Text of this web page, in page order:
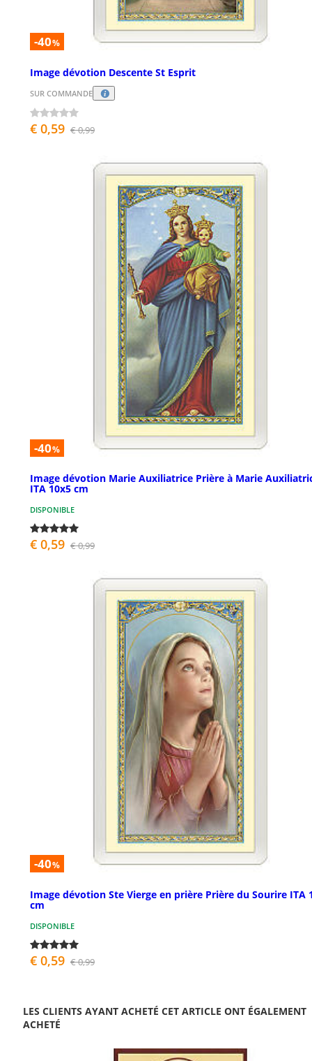
-40%
Image dévotion Descente St Esprit
SUR COMMANDE
€ 0,59 € 0,99
-40%
Image dévotion Marie Auxiliatrice Prière à Marie
ITA 10x5 cm
DISPONIBLE
€ 0,59 € 0,99
-40%
Image dévotion Ste Vierge en prière Prière du Sourire ITA
cm
DISPONIBLE
€ 0,59 € 0,99
LES CLIENTS AYANT ACHETÉ CET ARTICLE ONT ÉGALEMENT
ACHETÉ